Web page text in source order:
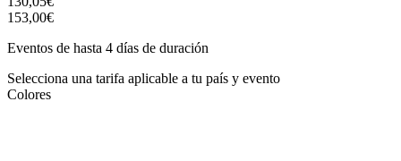
153,00€
Eventos de hasta 4 días de duración
Selecciona una tarifa aplicable a tu país y evento
Colores